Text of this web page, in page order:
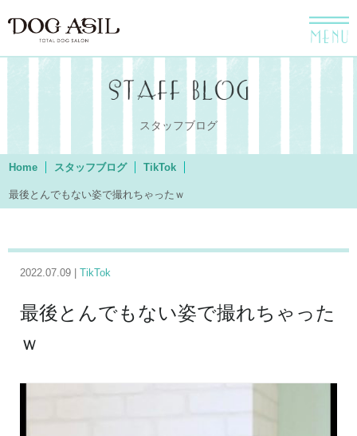
menu
スタッフブログ
Home スタッフブログ TikTok
最後とんでもない姿で撮れちゃったｗ
2022.07.09 | TikTok
最後とんでもない姿で撮れちゃった
ｗ